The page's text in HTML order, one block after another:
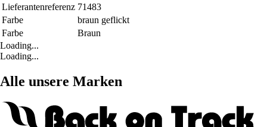
Lieferantenreferenz 71483
Farbe
braun geflickt
Farbe
Braun
Loading...
Loading...
Alle unsere Marken